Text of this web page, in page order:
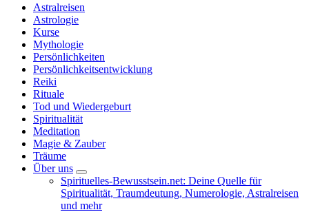
Astralreisen
Astrologie
Kurse
Mythologie
Persönlichkeiten
Persönlichkeitsentwicklung
Reiki
Rituale
Tod und Wiedergeburt
Spiritualität
Meditation
Magie & Zauber
Träume
Über uns
Spirituelles-Bewusstsein.net: Deine Quelle für
Spiritualität, Traumdeutung, Numerologie, Astralreisen
und mehr